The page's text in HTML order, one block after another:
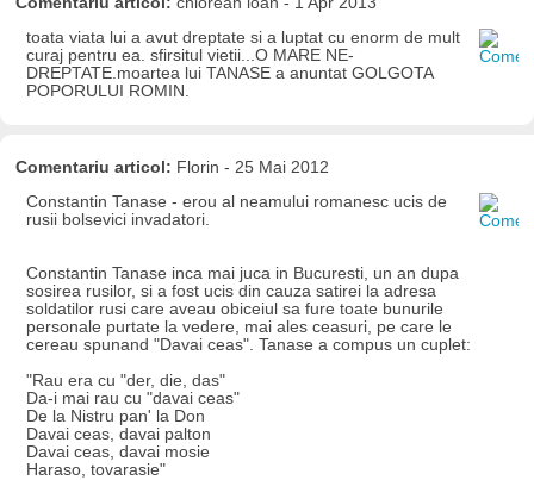
toata viata lui a avut dreptate si a luptat cu enorm de mult
curaj pentru ea. sfirsitul vietii...O MARE NE-
DREPTATE.moartea lui TANASE a anuntat GOLGOTA
POPORULUI ROMIN.
Comentariu articol: Florin - 25 Mai 2012
Constantin Tanase - erou al neamului romanesc ucis de
rusii bolsevici invadatori.
Constantin Tanase inca mai juca in Bucuresti, un an dupa
sosirea rusilor, si a fost ucis din cauza satirei la adresa
soldatilor rusi care aveau obiceiul sa fure toate bunurile
personale purtate la vedere, mai ales ceasuri, pe care le
cereau spunand "Davai ceas". Tanase a compus un cuplet:
"Rau era cu "der, die, das"
Da-i mai rau cu "davai ceas"
De la Nistru pan' la Don
Davai ceas, davai palton
Davai ceas, davai mosie
Haraso, tovarasie"